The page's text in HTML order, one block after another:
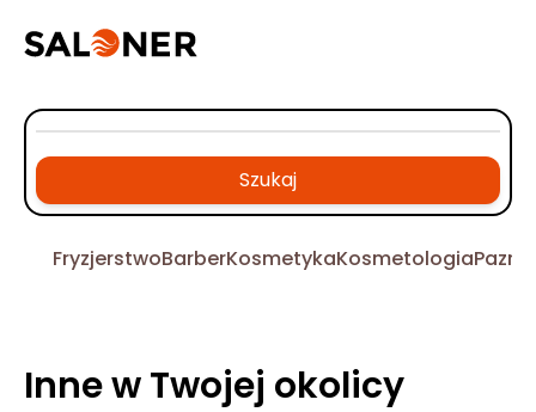
Szukaj
FryzjerstwoBarberKosmetykaKosmetologia
Inne w Twojej okolicy